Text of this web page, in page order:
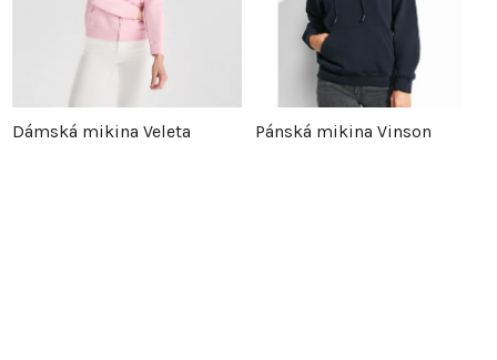
Dámská mikina Veleta Pánská mikina Vinson